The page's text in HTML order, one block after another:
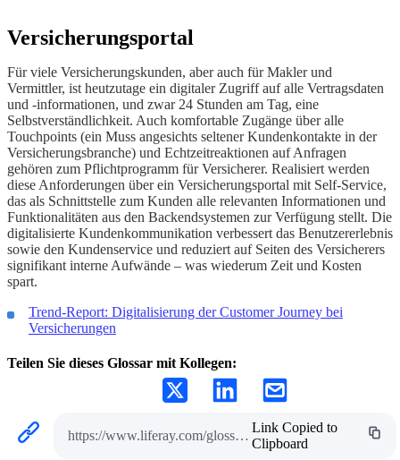
Versicherungsportal
Für viele Versicherungskunden, aber auch für Makler und
Vermittler, ist heutzutage ein digitaler Zugriff auf alle Vertragsdaten
und -informationen, und zwar 24 Stunden am Tag, eine
Selbstverständlichkeit. Auch komfortable Zugänge über alle
Touchpoints (ein Muss angesichts seltener Kundenkontakte in der
Versicherungsbranche) und Echtzeitreaktionen auf Anfragen
gehören zum Pflichtprogramm für Versicherer. Realisiert werden
diese Anforderungen über ein Versicherungsportal mit Self-Service,
das als Schnittstelle zum Kunden alle relevanten Informationen und
Funktionalitäten aus den Backendsystemen zur Verfügung stellt. Die
digitalisierte Kundenkommunikation verbessert das Benutzererlebnis
sowie den Kundenservice und reduziert auf Seiten des Versicherers
signifikant interne Aufwände – was wiederum Zeit und Kosten
spart.
Trend-Report: Digitalisierung der Customer Journey bei
Versicherungen
Teilen Sie dieses Glossar mit Kollegen:
https://www.liferay.com/glossar-zu-self-service
Link Copied to
Clipboard